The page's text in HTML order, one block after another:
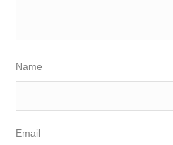
Name
Email